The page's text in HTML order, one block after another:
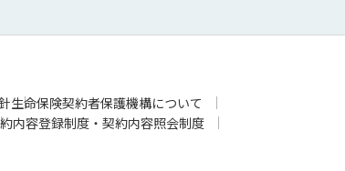
生命保険契約者保護機構について
内容登録制度・契約内容照会制度